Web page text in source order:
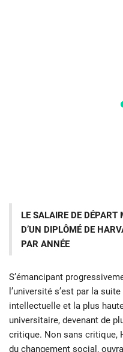
LE SALAIRE DE DÉPART
D’UN DIPLÔMÉ DE
PAR ANNÉE
S’émancipant
l’université s’est par la
intellectuelle et la plus
universitaire, devenant de
critique. Non sans critique,
du changement social,